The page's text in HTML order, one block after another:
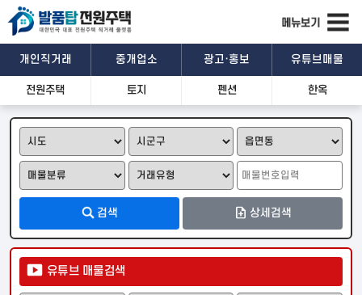
개인직거래 중개업소 광고·홍보 유튜브매물
전원주택 토지 펜션 한옥
검색 상세검색
유튜브 매물검색
카톡공유
기본정보
상세설명